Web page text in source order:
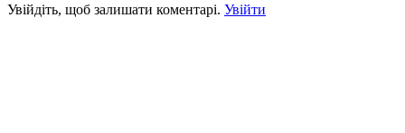
Увійдіть, щоб залишати коментарі. Увійти